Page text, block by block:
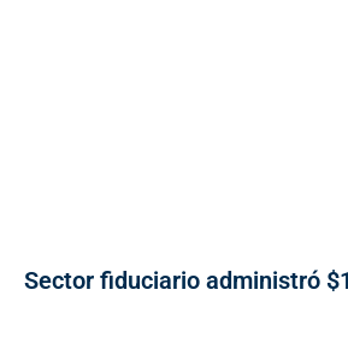
Sector fiduciario administró